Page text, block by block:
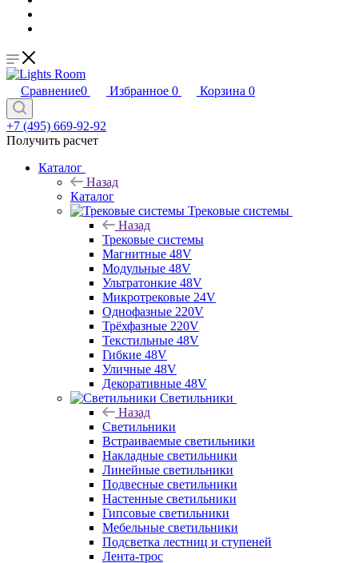
Сравнение0 Избранное 0 Корзина 0
+7 (495) 669-92-92
Получить расчет
Каталог
Назад
Каталог
Трековые системы
Назад
Трековые системы
Магнитные 48V
Модульные 48V
Ультратонкие 48V
Микротрековые 24V
Однофазные 220V
Трёхфазные 220V
Текстильные 48V
Гибкие 48V
Уличные 48V
Декоративные 48V
Светильники
Назад
Светильники
Встраиваемые светильники
Накладные светильники
Линейные светильники
Подвесные светильники
Настенные светильники
Гипсовые светильники
Мебельные светильники
Подсветка лестниц и ступеней
Лента-трос